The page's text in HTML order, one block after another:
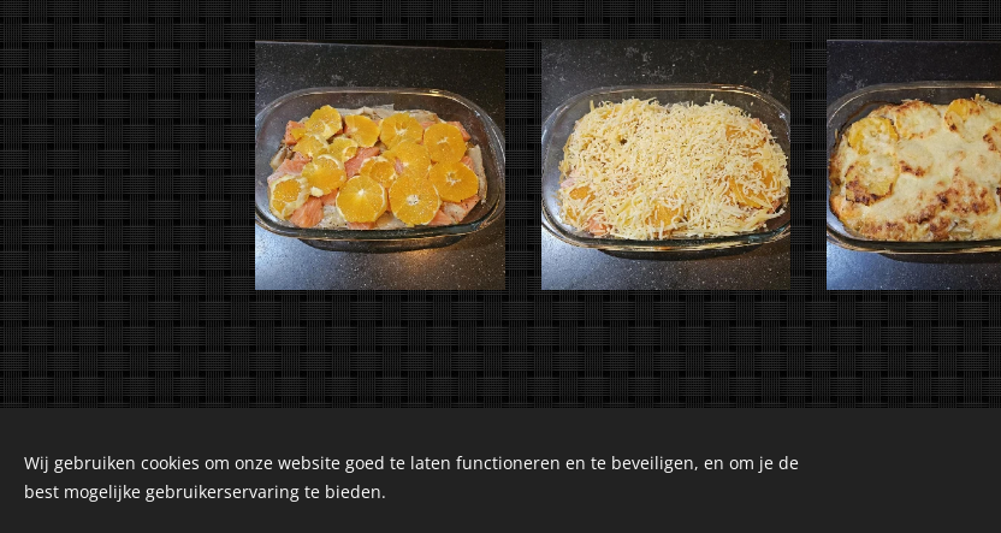
©2018-2026 Kuiranto Culinary Creations. Oosseldstraat 8, Doetinchem, 7004
Wij gebruiken cookies om onze website goed te laten functioneren en te beveiligen, en om je de
best mogelijke gebruikerservaring te bieden.